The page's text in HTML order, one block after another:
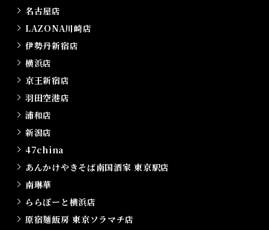
名古屋店
LAZONA川崎店
伊勢丹新宿店
横浜店
京王新宿店
羽田空港店
浦和店
新潟店
47china
あんかけやきそば南国酒家 東京駅店
南琳華
ららぽーと横浜店
原宿麺飯房 東京ソラマチ店